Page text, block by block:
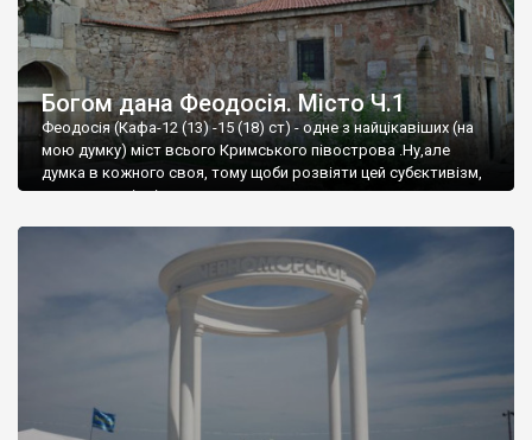
Богом дана Феодосія. Місто Ч.1
Феодосія (Кафа-12 (13) -15 (18) ст) - одне з найцікавіших (на
мою думку) міст всього Кримського півострова .Ну,але
думка в кожного своя, тому щоби розвіяти цей субєктивізм,
запрошую відвідати це